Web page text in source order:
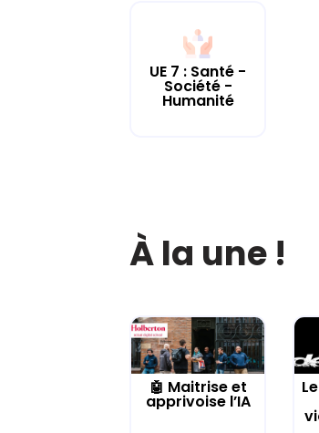
UE 7 : Santé -
Société -
Humanité
À la une !
🤖 Maitrise et
apprivoise l’IA